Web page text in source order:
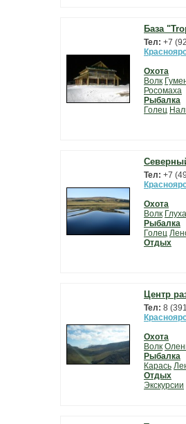
База
Тел: +7
Охота
Волк
Росомаха
Рыбалка
Голец
Тел: +7
Охота
Волк
Рыбалка
Голец
Отдых
Центр
Тел: 8
Охота
Волк
Рыбалка
Карась
Отдых
Экскурсии